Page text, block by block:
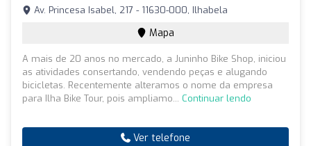
Av. Princesa Isabel, 217 - 11630-000, Ilhabela
Mapa
A mais de 20 anos no mercado, a Juninho Bike Shop, iniciou
as atividades consertando, vendendo peças e alugando
bicicletas. Recentemente alteramos o nome da empresa
para Ilha Bike Tour, pois ampliamo... Continuar lendo
Ver telefone